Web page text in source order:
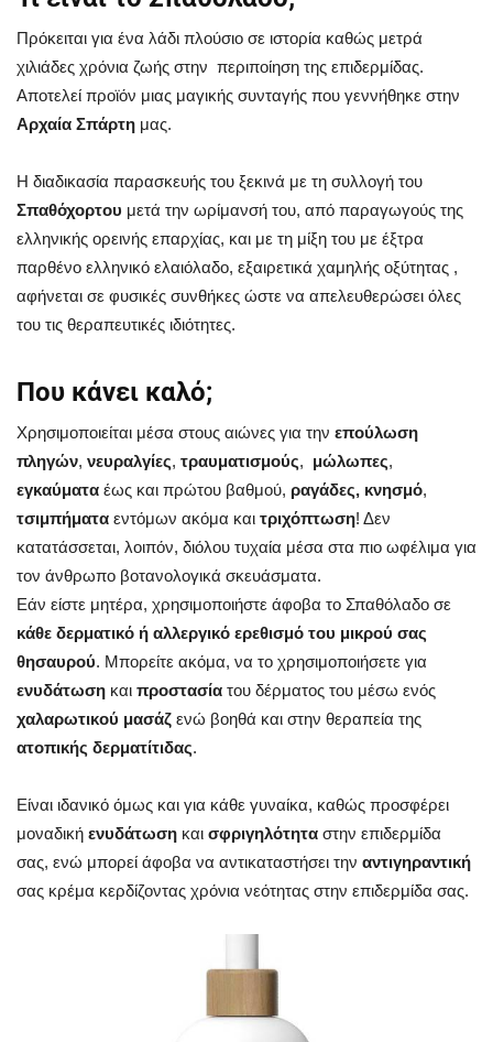
Πρόκειται για ένα λάδι πλούσιο σε ιστορία καθώς μετρά
χιλιάδες χρόνια ζωής στην περιποίηση της επιδερμίδας.
Αποτελεί προϊόν μιας μαγικής συνταγής που γεννήθηκε στην
Αρχαία Σπάρτη μας.
Η διαδικασία παρασκευής του ξεκινά με τη συλλογή του
Σπαθόχορτου μετά την ωρίμανσή του, από παραγωγούς της
ελληνικής ορεινής επαρχίας, και με τη μίξη του με έξτρα
παρθένο ελληνικό ελαιόλαδο, εξαιρετικά χαμηλής οξύτητας ,
αφήνεται σε φυσικές συνθήκες ώστε να απελευθερώσει όλες
του τις θεραπευτικές ιδιότητες.
Που κάνει καλό;
Χρησιμοποιείται μέσα στους αιώνες για την επούλωση
πληγών, νευραλγίες, τραυματισμούς, μώλωπες,
εγκαύματα έως και πρώτου βαθμού, ραγάδες, κνησμό,
τσιμπήματα εντόμων ακόμα και τριχόπτωση! Δεν
κατατάσσεται, λοιπόν, διόλου τυχαία μέσα στα πιο ωφέλιμα για
τον άνθρωπο βοτανολογικά σκευάσματα.
Εάν είστε μητέρα, χρησιμοποιήστε άφοβα το Σπαθόλαδο σε
κάθε δερματικό ή αλλεργικό ερεθισμό του μικρού σας
θησαυρού. Μπορείτε ακόμα, να το χρησιμοποιήσετε για
ενυδάτωση και προστασία του δέρματος του μέσω ενός
χαλαρωτικού μασάζ ενώ βοηθά και στην θεραπεία της
ατοπικής δερματίτιδας.
Είναι ιδανικό όμως και για κάθε γυναίκα, καθώς προσφέρει
μοναδική ενυδάτωση και σφριγηλότητα στην επιδερμίδα
σας, ενώ μπορεί άφοβα να αντικαταστήσει την αντιγηραντική
σας κρέμα κερδίζοντας χρόνια νεότητας στην επιδερμίδα σας.